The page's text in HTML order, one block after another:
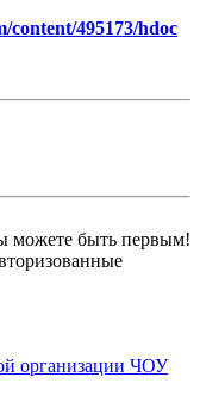
content/495173/hdoc
можете быть первым!
организации ЧОУ